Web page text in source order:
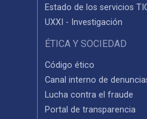
Estado de los servicios
UXXI - Investigación
ÉTICA Y SOCIEDAD
Código ético
Canal interno de
Lucha contra el fraude
Portal de transparencia